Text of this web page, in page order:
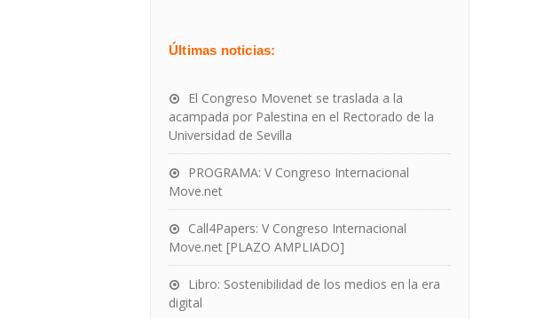
Últimas noticias:
El Congreso Movenet se traslada a la
acampada por Palestina en el Rectorado de la
Universidad de Sevilla
PROGRAMA: V Congreso Internacional
Move.net
Call4Papers: V Congreso Internacional
Move.net [PLAZO AMPLIADO]
Libro: Sostenibilidad de los medios en la era
digital